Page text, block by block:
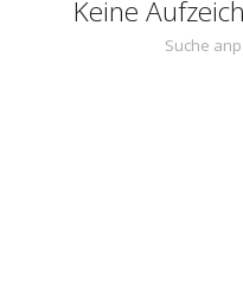
Keine
Suche